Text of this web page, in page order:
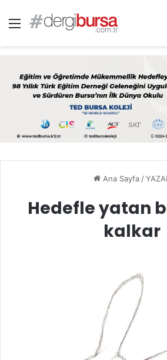
Menü
Ana Sayfa /
Hedefle yatan
kalkar